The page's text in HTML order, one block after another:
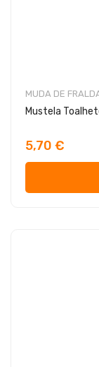
MUDA DE
Mustela
5,70 €